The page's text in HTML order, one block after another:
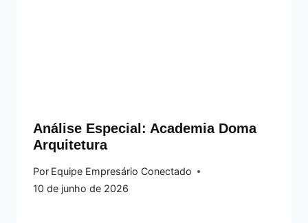
Análise Especial: Academia Doma
Arquitetura
Por Equipe Empresário Conectado
10 de junho de 2026